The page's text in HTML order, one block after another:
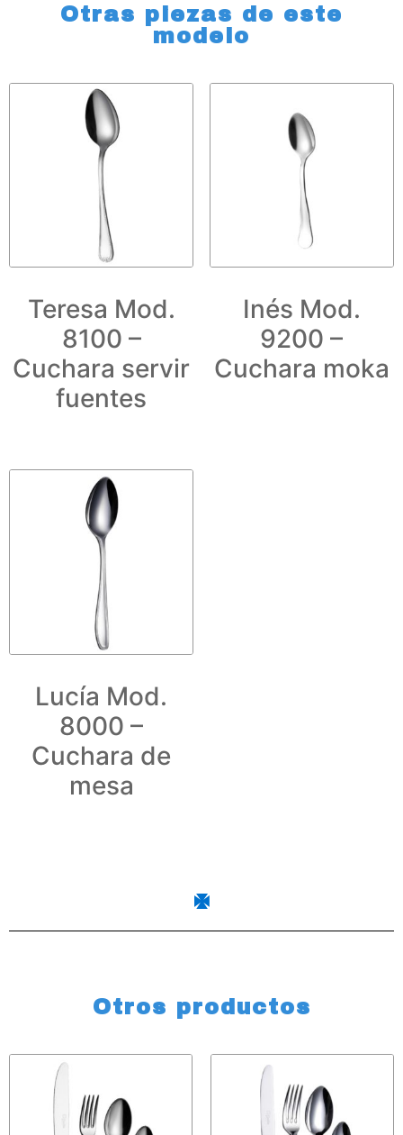
Otras piezas de este
modelo
Teresa Mod.
8100 –
Cuchara servir
fuentes
Inés Mod.
9200 –
Cuchara moka
Lucía Mod.
8000 –
Cuchara de
mesa
Otros productos